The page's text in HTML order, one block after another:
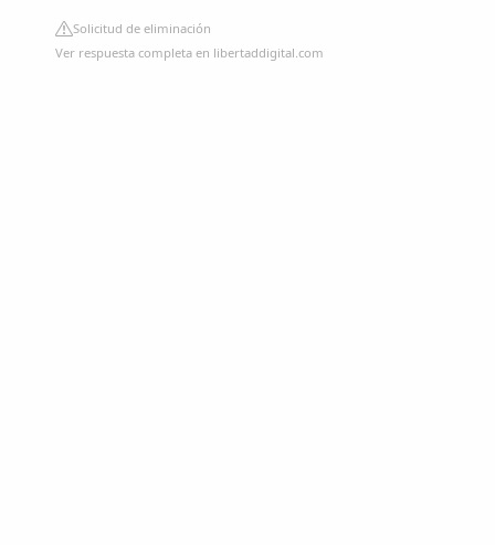
Solicitud de eliminación
Ver respuesta completa en libertaddigital.com